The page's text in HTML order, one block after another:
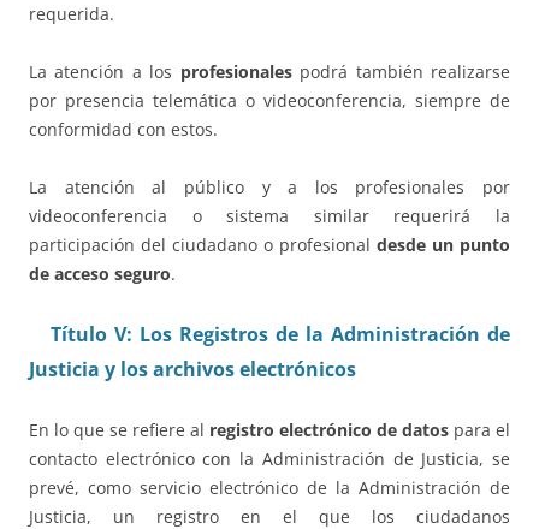
requerida.
La atención a los profesionalespodrá también realizarse
por presencia telemática o videoconferencia, siempre de
conformidad con estos.
La atención al público y a los profesionales por
videoconferencia o sistema similar requerirá la
participación del ciudadano o profesional desde un punto
de acceso seguro.
Título V: Los Registros de la Administración de
Justicia y los archivos electrónicos
En lo que se refiere al registro electrónico de datos para el
contacto electrónico con la Administración de Justicia, se
prevé, como servicio electrónico de la Administración de
Justicia, un registro en el que los ciudadanos